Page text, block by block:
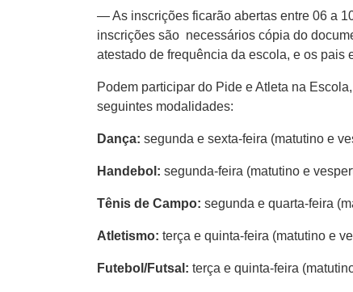
— As inscrições ficarão abertas entre 06 a
inscrições são necessários cópia do
atestado de frequência da escola, e os
Podem participar do Pide e Atleta na
seguintes modalidades:
Dança: segunda e sexta-feira (matutino e
Handebol: segunda-feira (matutino e
Tênis de Campo: segunda e quarta-feira
Atletismo: terça e quinta-feira (matutino e
Futebol/Futsal: terça e quinta-feira